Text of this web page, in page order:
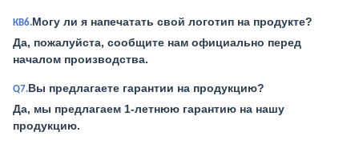
КВ6.Могу ли я напечатать свой логотип на продукте?
Да, пожалуйста, сообщите нам официально перед
началом производства.
Q7.Вы предлагаете гарантии на продукцию?
Да, мы предлагаем 1-летнюю гарантию на нашу
продукцию.